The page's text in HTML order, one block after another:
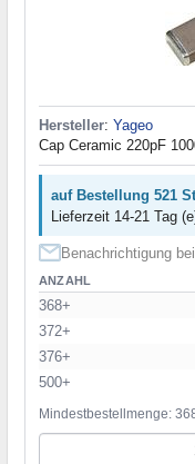
Hersteller: Yageo
Cap Ceramic 220pF
auf Bestellung 521
Lieferzeit 14-21 Tag
Benachrichtigung
ANZAHL
368+
372+
376+
500+
Mindestbestellmenge: